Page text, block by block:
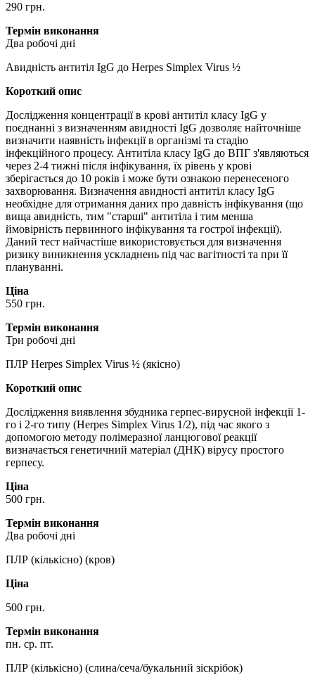
290 грн.
Термін виконання
Два робочі дні
Авидність антитіл IgG до Herpes Simplex Virus ½
Короткий опис
Дослідження концентрації в крові антитіл класу IgG у
поєднанні з визначенням авидності IgG дозволяє найточніше
визначити наявність інфекції в організмі та стадію
інфекційного процесу. Антитіла класу IgG до ВПГ з'являються
через 2-4 тижні після інфікування, їх рівень у крові
зберігається до 10 років і може бути ознакою перенесеного
захворювання. Визначення авидності антитіл класу IgG
необхідне для отримання даних про давність інфікування (що
вища авидність, тим "старші" антитіла і тим менша
ймовірність первинного інфікування та гострої інфекції).
Даний тест найчастіше використовується для визначення
ризику виникнення ускладнень під час вагітності та при її
плануванні.
Ціна
550 грн.
Термін виконання
Три робочі дні
ПЛР Herpes Simplex Virus ½ (якісно)
Короткий опис
Дослідження виявлення збудника герпес-вирусной інфекції 1-
го і 2-го типу (Herpes Simplex Virus 1/2), під час якого з
допомогою методу полімеразної ланцюгової реакції
визначається генетичний матеріал (ДНК) вірусу простого
герпесу.
Ціна
500 грн.
Термін виконання
Два робочі дні
ПЛР (кількісно) (кров)
Ціна
500 грн.
Термін виконання
пн. ср. пт.
ПЛР (кількісно) (слина/сеча/букальний зіскрібок)